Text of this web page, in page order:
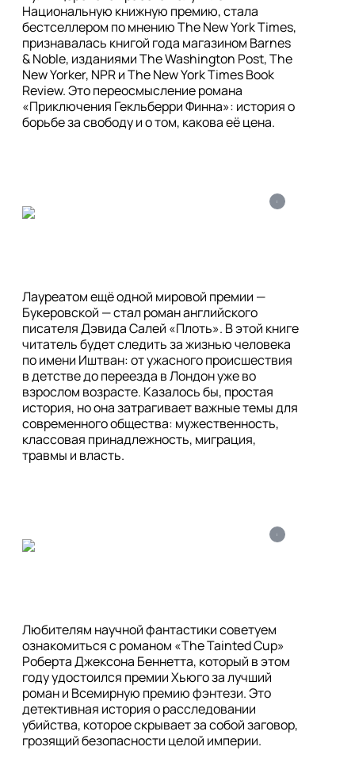
Национальную книжную премию, стала
бестселлером по мнению The New York Times,
признавалась книгой года магазином Barnes
& Noble, изданиями The Washington Post, The
New Yorker, NPR и The New York Times Book
Review. Это переосмысление романа
«Приключения Гекльберри Финна»: история о
i
Лауреатом ещё одной мировой премии —
Букеровской — стал роман английского
писателя Дэвида Салей «Плоть». В этой книге
читатель будет следить за жизнью человека
по имени Иштван: от ужасного происшествия
в детстве до переезда в Лондон уже во
взрослом возрасте. Казалось бы, простая
история, но она затрагивает важные темы для
современного общества: мужественность,
классовая принадлежность, миграция,
i
Любителям научной фантастики советуем
ознакомиться с романом «The Tainted Cup»
Роберта Джексона Беннетта, который в этом
году удостоился премии Хьюго за лучший
роман и Всемирную премию фэнтези. Это
детективная история о расследовании
убийства, которое скрывает за собой заговор,